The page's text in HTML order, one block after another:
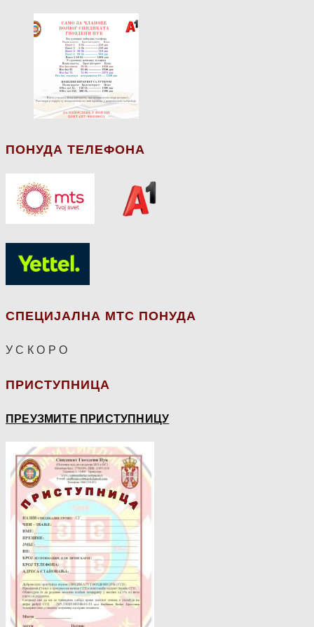
ПОНУДА ТЕЛЕФОНА
СПЕЦИЈАЛНА МТС ПОНУДА
У С К О Р О
ПРИСТУПНИЦА
ПРЕУЗМИТЕ ПРИСТУПНИЦУ